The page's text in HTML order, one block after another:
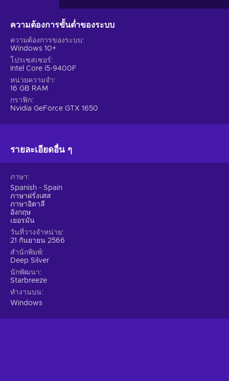
PAYDAY 3 game features
Plan and execute a perfect heist with an arsenal of thrilling
game features like:
The Legendary Payday Crew.
renowned Payday Crew as they come out of retirement to
face a new threat. Witness their return to the criminal
world, compelled by the chaos they left behind;
New York City Setting.
York City. Encounter new challenges and seize new
Greed and Rewards.
precision;
Strategic Heisting.
employing careful planning, hard work, and a touch of
luck.
Choose your preferred approach.
or an all-out assault, sparing hostages or using them as
leverage? Personalize your gameplay experience by
making choices that significantly impact the outcome;
ความต้องการขั้นต่ำของระบบ
ความต้องการของระบบ
Windows 10+
โปรเซสเซอร์
Intel Core i5-9400F
หน่วยความจำ
16 GB RAM
กราฟิก
Nvidia GeForce GTX 1650
รายละเอียดอื่น ๆ
ภาษา
Spanish - Spain
ภาษาฝรั่งเศส
ภาษาอิตาลี
อังกฤษ
เยอรมัน
วันที่วางจำหน่าย
21 กันยายน 2566
สำนักพิมพ์
Deep Silver
นักพัฒนา
Starbreeze
ทำงานบน
Windows